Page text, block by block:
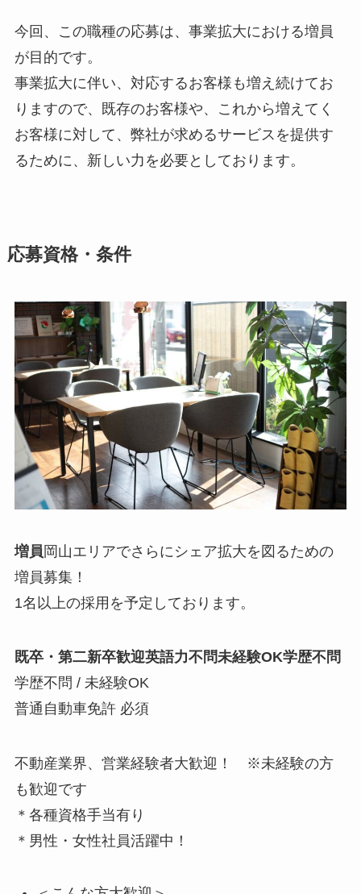
今回、この職種の応募は、事業拡大における増員
が目的です。
事業拡大に伴い、対応するお客様も増え続けてお
りますので、既存のお客様や、これから増えてく
お客様に対して、弊社が求めるサービスを提供す
るために、新しい力を必要としております。
応募資格・条件
増員 岡山エリアでさらにシェア拡大を図るための
増員募集！
1名以上の採用を予定しております。
既卒・第二新卒歓迎英語力不問未経験OK学歴不問
学歴不問 / 未経験OK
普通自動車免許 必須
不動産業界、営業経験者大歓迎！ ※未経験の方
も歓迎です
＊各種資格手当有り
＊男性・女性社員活躍中！